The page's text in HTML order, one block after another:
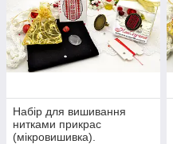
Набір для вишивання
нитками прикрас
(мікровишивка).